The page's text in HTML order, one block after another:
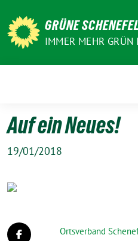
zum
Inhalt
GRÜNE
IMMER MEHR GRÜN
Auf ein Neues!
19/01/2018
Ortsverband